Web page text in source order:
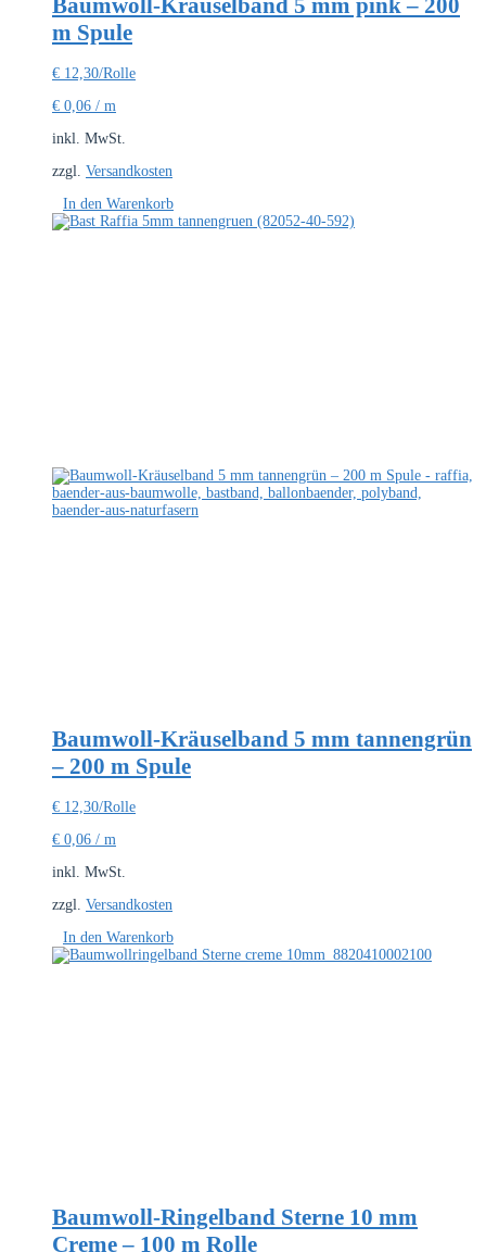
m Spule
€ 12,30/Rolle
€ 0,06 / m
inkl. MwSt.
zzgl. Versandkosten
In den Warenkorb
Baumwoll-Kräuselband 5 mm tannengrün
– 200 m Spule
€ 12,30/Rolle
€ 0,06 / m
inkl. MwSt.
zzgl. Versandkosten
In den Warenkorb
Baumwoll-Ringelband Sterne 10 mm
Creme – 100 m Rolle